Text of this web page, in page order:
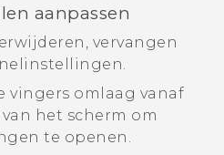
aanpassen
vervangen
.
vingers omlaag vanaf
het scherm om
te openen.